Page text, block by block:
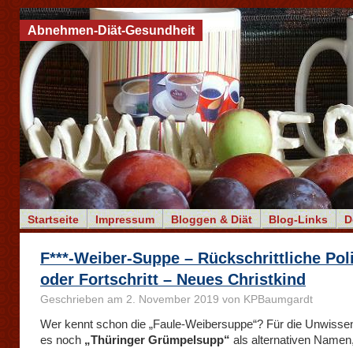
Startseite Impressum Bloggen & Diät Blog-Links
Abnehmen-Diät-Gesundheit
F***-Weiber-Suppe – Rückschrittliche
oder Fortschritt – Neues Christkind
Geschrieben am 2. November 2019 von KPBaumgardt
Wer kennt schon die „Faule-Weibersuppe“? Für die
es noch „Thüringer Grümpelsupp“ als alternativen